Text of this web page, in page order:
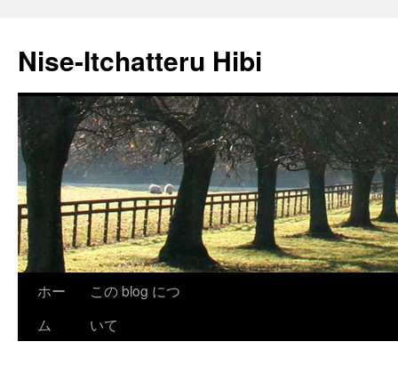
Nise-Itchatteru Hibi
ホー
ム
この blog につ
いて